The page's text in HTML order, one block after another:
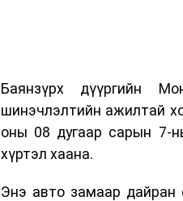
Баянзүрх дүүргийн
шинэчлэлтийн ажилтай
оны 08 дугаар сарын 7-
хүртэл хаана.
Энэ авто замаар дайран